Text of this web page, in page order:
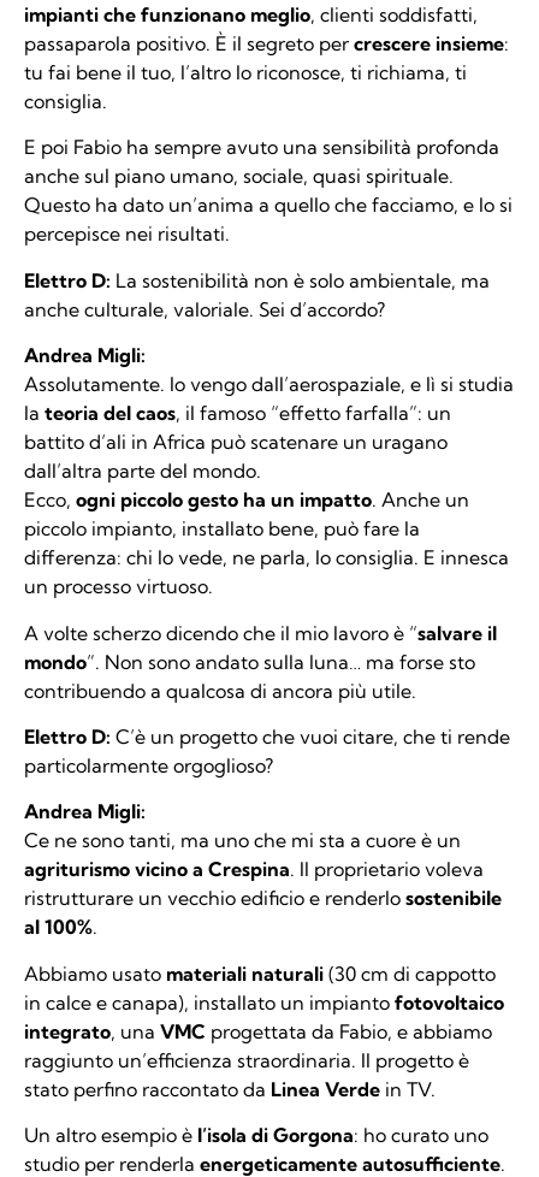
impianti che funzionano meglio, clienti soddisfatti,
passaparola positivo. È il segreto per crescere insieme:
tu fai bene il tuo, l’altro lo riconosce, ti richiama, ti
consiglia.
E poi Fabio ha sempre avuto una sensibilità profonda
anche sul piano umano, sociale, quasi spirituale.
Questo ha dato un’anima a quello che facciamo, e lo si
percepisce nei risultati.
Elettro D: La sostenibilità non è solo ambientale, ma
anche culturale, valoriale. Sei d’accordo?
Andrea Migli:
Assolutamente. Io vengo dall’aerospaziale, e lì si studia
la teoria del caos, il famoso “effetto farfalla”: un
battito d’ali in Africa può scatenare un uragano
dall’altra parte del mondo.
Ecco, ogni piccolo gesto ha un impatto. Anche un
piccolo impianto, installato bene, può fare la
differenza: chi lo vede, ne parla, lo consiglia. E innesca
un processo virtuoso.
A volte scherzo dicendo che il mio lavoro è “salvare il
mondo”. Non sono andato sulla luna… ma forse sto
contribuendo a qualcosa di ancora più utile.
Elettro D: C’è un progetto che vuoi citare, che ti rende
particolarmente orgoglioso?
Andrea Migli:
Ce ne sono tanti, ma uno che mi sta a cuore è un
agriturismo vicino a Crespina. Il proprietario voleva
ristrutturare un vecchio edificio e renderlo sostenibile
al 100%.
Abbiamo usato materiali naturali (30 cm di cappotto
in calce e canapa), installato un impianto fotovoltaico
integrato, una VMC progettata da Fabio, e abbiamo
raggiunto un’efficienza straordinaria. Il progetto è
stato perfino raccontato da Linea Verde in TV.
Un altro esempio è l’isola di Gorgona: ho curato uno
studio per renderla energeticamente autosufficiente.